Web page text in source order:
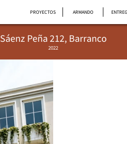
PROYECTOS ARMANDO
Sáenz Peña 212, Barranco
2022